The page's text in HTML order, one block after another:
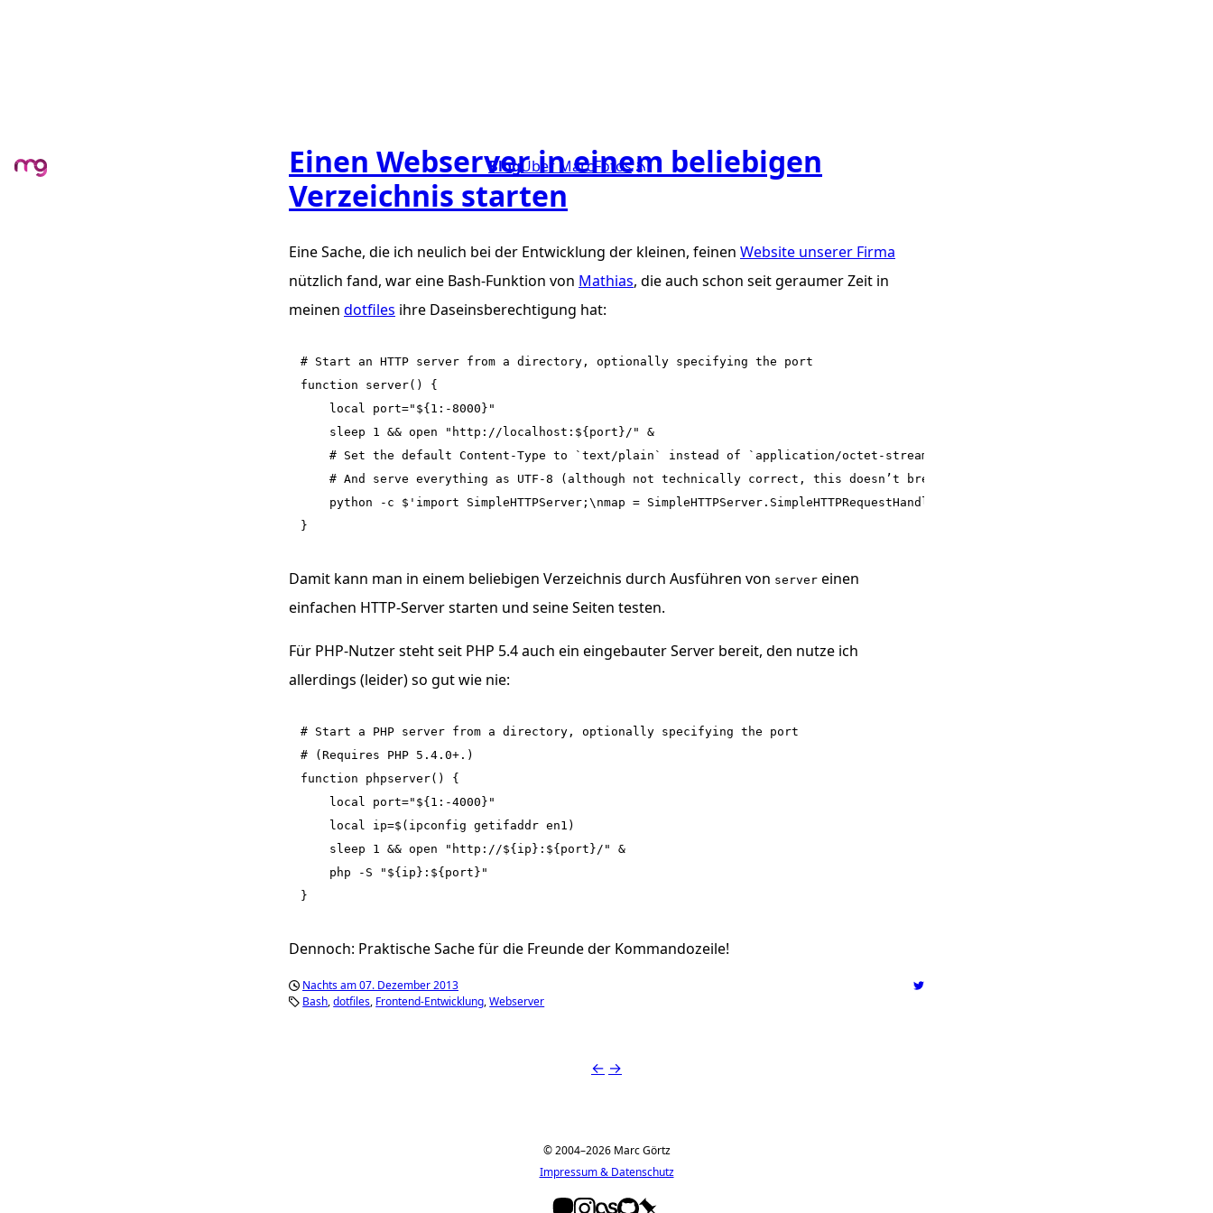
BlogÜber MarcFotos
Einen Webserver in einem beliebigen
Verzeichnis starten
Eine Sache, die ich neulich bei der Entwicklung der kleinen, feinen Website unserer Firma
nützlich fand, war eine Bash-Funktion von Mathias, die auch schon seit geraumer Zeit in
meinen dotfiles ihre Daseinsberechtigung hat:
# Start an HTTP server from a directory, optionally specifying the port
function server() {
    local port="${1:-8000}"
    sleep 1 && open "http://localhost:${port}/" &
    # Set the default Content-Type to `text/plain` instead of `application/octet-stream`
    # And serve everything as UTF-8 (although not technically correct, this doesn’t break anything for binary files)
python -c $'import SimpleHTTPServer;\nmap = SimpleHTTPServer.SimpleHTTPRequestHandler.extensions_map;\nmap[""] = "text/
Damit kann man in einem beliebigen Verzeichnis durch Ausführen von server einen
einfachen HTTP-Server starten und seine Seiten testen.
Für PHP-Nutzer steht seit PHP 5.4 auch ein eingebauter Server bereit, den nutze ich
allerdings (leider) so gut wie nie:
# Start a PHP server from a directory, optionally specifying the port
# (Requires PHP 5.4.0+.)
function phpserver() {
    local port="${1:-4000}"
    local ip=$(ipconfig getifaddr en1)
    sleep 1 && open "http://${ip}:${port}/" &
    php -S "${ip}:${port}"
Dennoch: Praktische Sache für die Freunde der Kommandozeile!
Nachts am 07. Dezember 2013
Bash dotfiles Frontend-Entwicklung Webserver
← →
© 2004–2026 Marc Görtz
Impressum & Datenschutz